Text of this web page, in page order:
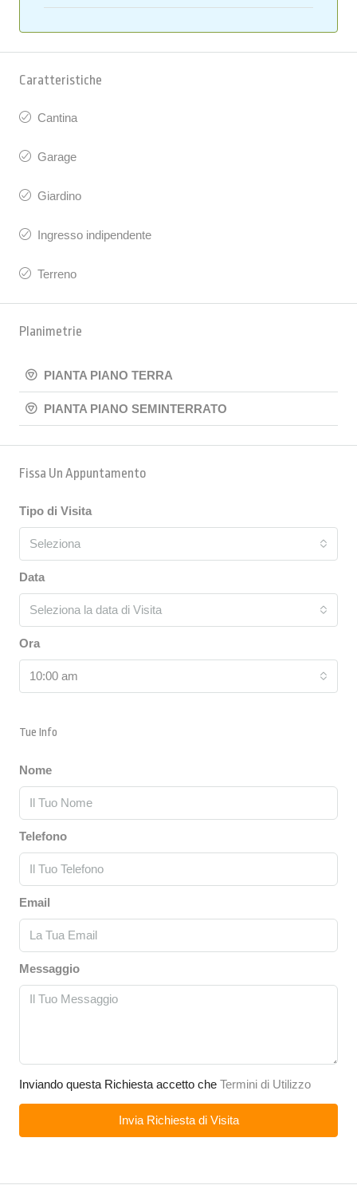
Caratteristiche
Cantina
Garage
Giardino
Ingresso indipendente
Terreno
Planimetrie
PIANTA PIANO TERRA
PIANTA PIANO SEMINTERRATO
Fissa Un Appuntamento
Tipo di Visita
Seleziona
Data
Seleziona la data di Visita
Ora
10:00 am
Tue Info
Nome
Telefono
Email
Messaggio
Inviando questa Richiesta accetto che Termini di Utilizzo
Invia Richiesta di Visita